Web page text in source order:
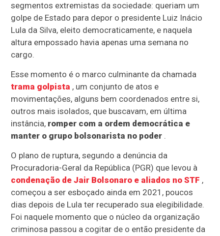
segmentos extremistas da sociedade: queriam um
golpe de Estado para depor o presidente Luiz Inácio
Lula da Silva, eleito democraticamente, e naquela
altura empossado havia apenas uma semana no
cargo.
Esse momento é o marco culminante da chamada
trama golpista , um conjunto de atos e
movimentações, alguns bem coordenados entre si,
outros mais isolados, que buscavam, em última
instância, romper com a ordem democrática e
manter o grupo bolsonarista no poder .
O plano de ruptura, segundo a denúncia da
Procuradoria-Geral da República (PGR) que levou à
condenação de Jair Bolsonaro e aliados no STF ,
começou a ser esboçado ainda em 2021, poucos
dias depois de Lula ter recuperado sua elegibilidade.
Foi naquele momento que o núcleo da organização
criminosa passou a cogitar de o então presidente da